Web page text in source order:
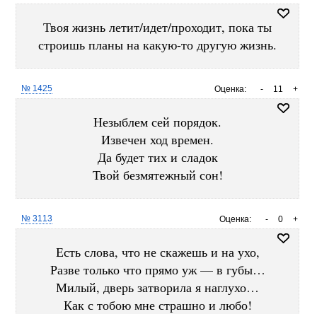
Твоя жизнь летит/идет/проходит, пока ты
строишь планы на какую-то другую жизнь.
Оценка: +
11
-
№ 1425
Незыблем сей порядок.
Извечен ход времен.
Да будет тих и сладок
Твой безмятежный сон!
Оценка: +
0
-
№ 3113
Есть слова, что не скажешь и на ухо,
Разве только что прямо уж — в губы…
Милый, дверь затворила я наглухо…
Как с тобою мне страшно и любо!